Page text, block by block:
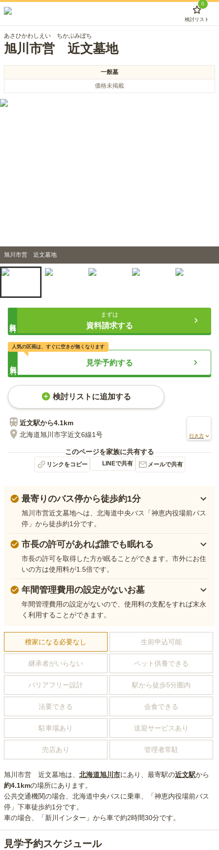
0
検討リスト
あさひかわしえい ちかぶみぼち
旭川市営 近文墓地
一般墓
価格未掲載
旭川市営 近文墓地
まずは
資料請求する
見学予約する
人気の区画は、すぐに空きが無くなります
検討リストに追加する
近文駅から4.1km
北海道旭川市字近文6線1号
行き方
このページを家族に共有する
リンクをコピー LINEで共有 メールで共有
最寄りのバス停から徒歩約1分
旭川市営近文墓地へは、北海道中央バス「神恵内役場前バス
停」から徒歩約1分です。
市長の許可があれば誰でも眠れる
市長の許可を取得した方が眠ることができます。市外にお住
いの方は使用料が1.5倍です。
年間管理費用の設定がないお墓
年間管理費用の設定がないので、使用料の支配をすれば末永
く利用することができます。
檀家になる必要なし 生前申込可能
継承者がいらない ペット供養できる
バリアフリー設計 駅から徒歩5分圏内
法要できる 会食できる
駐車場あり 送迎サービスあり
売店あり 管理者常駐
旭川市営 近文墓地は、 北海道旭川市にあり 、最寄駅の近文駅から
約4.1kmの場所にあり ます。
公共交通機関の場合、北海道中央バスに乗車、「神恵内役場前バス
停」下車徒歩約1分です。
車の場合、「新川インター」から車で約2時間30分です。
見学予約スケジュール